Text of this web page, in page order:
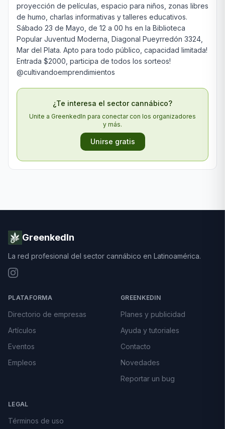
proyección de películas, espacio para niños, zonas libres
de humo, charlas informativas y talleres educativos.
Sábado 23 de Mayo, de 12 a 00 hs en la Biblioteca
Popular Juventud Moderna, Diagonal Pueyrredón 3324,
Mar del Plata. Apto para todo público, capacidad limitada!
Entrada $2000, participa de todos los sorteos!
@cultivandoemprendimientos
¿Te interesa el sector cannábico?
Unite a GreenkedIn para conectar con los organizadores
y más.
Unirse gratis
GreenkedIn
La red profesional del sector cannábico en Latinoamérica.
PLATAFORMA
Directorio de empresas
Artículos
Eventos
Empleos
GREENKEDIN
Planes y publicidad
Ayuda y tutoriales
Contacto
Novedades
Reportar un bug
LEGAL
Términos de uso